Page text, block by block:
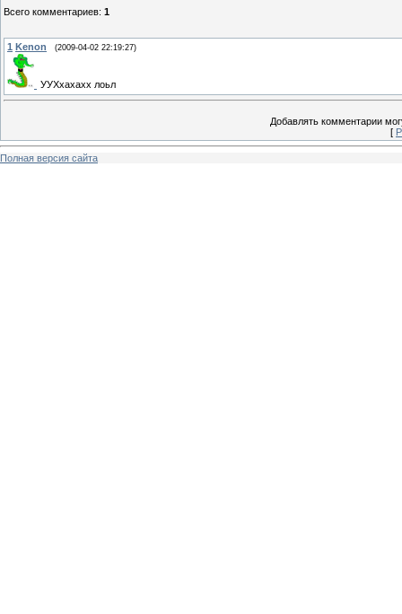
Всего комментариев: 1
1 Kenon (2009-04-02 22:19:27)
УУХхахахх лоьл
Добавлять комментарии
[
Полная версия сайта